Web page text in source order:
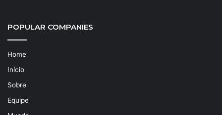
POPULAR COMPANIES
Home
Início
Sobre
Equipe